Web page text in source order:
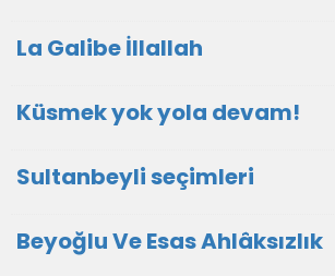
La Galibe İllallah
Küsmek yok yola devam!
Sultanbeyli seçimleri
Beyoğlu Ve Esas Ahlâksızlık